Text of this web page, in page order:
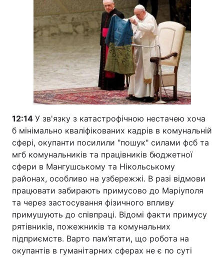
12:14 У зв'язку з катастрофічною нестачею хоча
б мінімально кваліфікованих кадрів в комунальній
сфері, окупанти посилили "пошук" силами фсб та
мгб комунальників та працівників бюджетної
сфери в Мангушському та Нікольському
районах, особливо на узбережжі. В разі відмови
працювати забирають примусово до Маріуполя
та через застосування фізичного впливу
примушують до співпраці. Відомі факти примусу
рятівників, пожежників та комунальних
підприємств. Варто пам’ятати, що робота на
окупантів в гуманітарних сферах не є по суті